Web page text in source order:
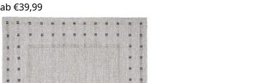
ab €39,99